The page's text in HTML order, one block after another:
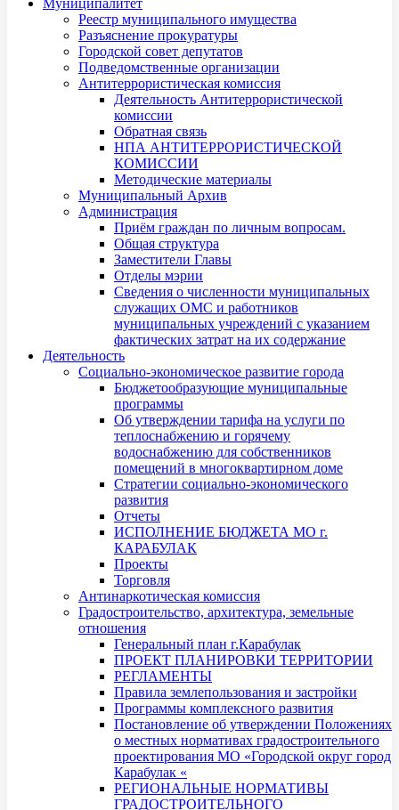
Реестр муниципального имущества
Разъяснение прокуратуры
Городской совет депутатов
Подведомственные организации
Антитеррористическая комиссия
Деятельность Антитеррористической
комиссии
Обратная связь
НПА АНТИТЕРРОРИСТИЧЕСКОЙ
КОМИССИИ
Методические материалы
Муниципальный Архив
Администрация
Приём граждан по личным вопросам.
Общая структура
Заместители Главы
Отделы мэрии
Сведения о численности муниципальных
служащих ОМС и работников
муниципальных учреждений с указанием
фактических затрат на их содержание
Деятельность
Социально-экономическое развитие города
Бюджетообразующие муниципальные
программы
Об утверждении тарифа на услуги по
теплоснабжению и горячему
водоснабжению для собственников
помещений в многоквартирном доме
Стратегии социально-экономического
развития
Отчеты
ИСПОЛНЕНИЕ БЮДЖЕТА МО г.
КАРАБУЛАК
Проекты
Торговля
Антинаркотическая комиссия
Градостроительство, архитектура, земельные
отношения
Генеральный план г.Карабулак
ПРОЕКТ ПЛАНИРОВКИ ТЕРРИТОРИИ
РЕГЛАМЕНТЫ
Правила землепользования и застройки
Программы комплексного развития
Постановление об утверждении Положениях
о местных нормативах градостроительного
проектирования МО «Городской округ город
Карабулак «
РЕГИОНАЛЬНЫЕ НОРМАТИВЫ
ГРАДОСТРОИТЕЛЬНОГО